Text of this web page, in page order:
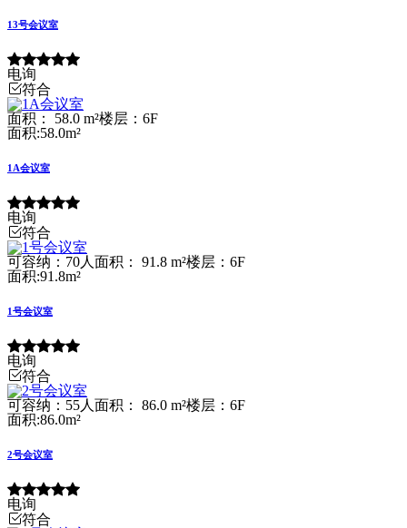
13号会议室
电询
符合
面积： 58.0 m²楼层：6F
面积:58.0m²
1A会议室
电询
符合
可容纳：70人 面积： 91.8 m²楼层：6F
面积:91.8m²
1号会议室
电询
符合
可容纳：55人 面积： 86.0 m²楼层：6F
面积:86.0m²
2号会议室
电询
符合